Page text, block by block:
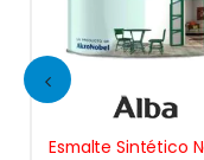
Esmalte Sintético